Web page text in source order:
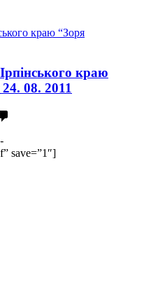
краю
08. 2011
save=”1″]